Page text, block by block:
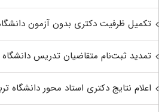
تکمیل ظرفیت دکتری بدون آزمون دانشگاه
تمدید ثبت‌نام متقاضیان تدریس دانشگاه آزاد
اعلام نتایج دکتری استاد محور دانشگاه